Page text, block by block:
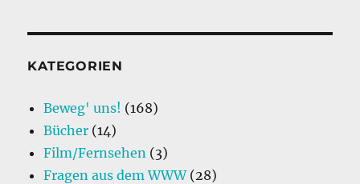
KATEGORIEN
Beweg' uns! (168)
Bücher (14)
Film/Fernsehen (3)
Fragen aus dem WWW(28)